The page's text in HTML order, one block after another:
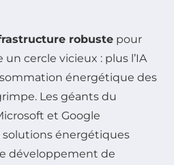
robuste pour
cercle vicieux : plus l’IA
énergétique des
Les géants du
et Google
solutions énergétiques
développement de